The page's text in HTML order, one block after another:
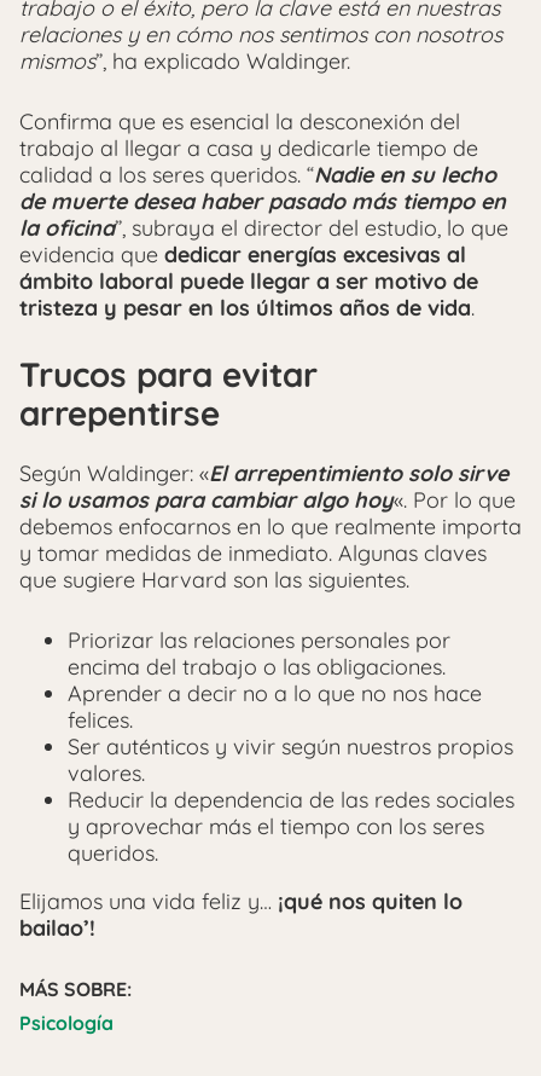
trabajo o el éxito, pero la clave está en nuestras
relaciones y en cómo nos sentimos con nosotros
mismos”, ha explicado Waldinger.
Confirma que es esencial la desconexión del
trabajo al llegar a casa y dedicarle tiempo de
calidad a los seres queridos. “Nadie en su lecho
de muerte desea haber pasado más tiempo en
la oficina”, subraya el director del estudio, lo que
evidencia que dedicar energías excesivas al
ámbito laboral puede llegar a ser motivo de
tristeza y pesar en los últimos años de vida.
Trucos para evitar
arrepentirse
Según Waldinger: «El arrepentimiento solo sirve
si lo usamos para cambiar algo hoy«. Por lo que
debemos enfocarnos en lo que realmente importa
y tomar medidas de inmediato. Algunas claves
que sugiere Harvard son las siguientes.
Priorizar las relaciones personales por
encima del trabajo o las obligaciones.
Aprender a decir no a lo que no nos hace
felices.
Ser auténticos y vivir según nuestros propios
valores.
Reducir la dependencia de las redes sociales
y aprovechar más el tiempo con los seres
queridos.
Elijamos una vida feliz y… ¡qué nos quiten lo
bailao’!
MÁS SOBRE:
Psicología